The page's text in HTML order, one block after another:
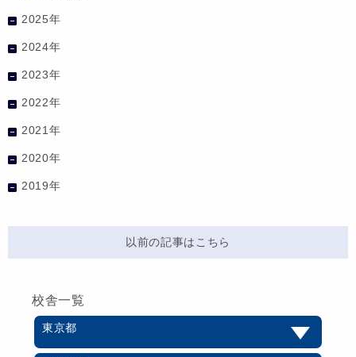
2025年
2024年
2023年
2022年
2021年
2020年
2019年
以前の記事はこちら
校舎一覧
東京都